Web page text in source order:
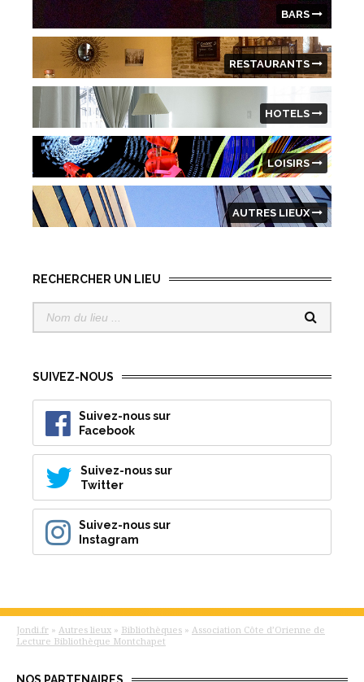
BARS
RESTAURANTS
HOTELS
LOISIRS
AUTRES LIEUX
RECHERCHER UN LIEU
SUIVEZ-NOUS
Suivez-nous sur
Facebook
Suivez-nous sur
Twitter
Suivez-nous sur
Instagram
Jondi.fr » Autres lieux » Bibliothèques » Association Côte d’Orienne de
Lecture Bibliothèque Montchapet